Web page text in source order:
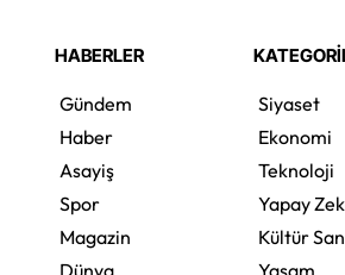
HABERLER
Gündem
Haber
Asayiş
Spor
Magazin
Siyaset
Ekonomi
Teknoloji
Yapay
Kültür